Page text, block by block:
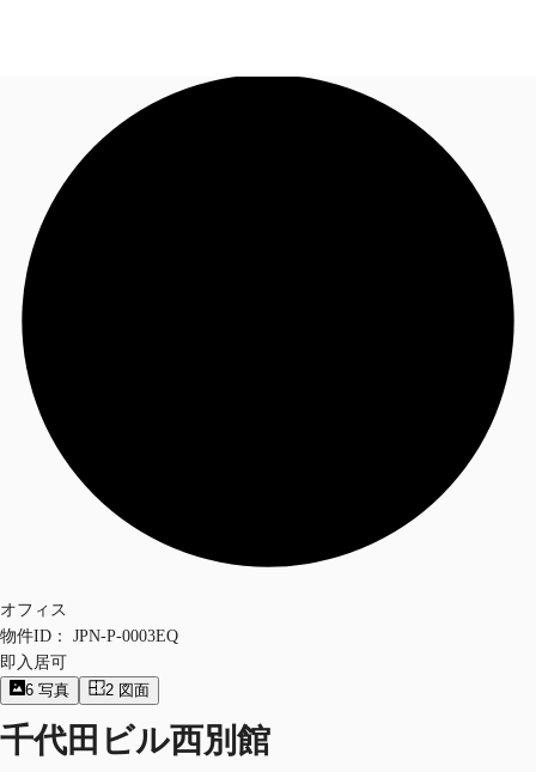
オフィス・事務所
倉庫・物流センター
お電話
オフィス
物件ID：
JPN-P-0003EQ
即入居可
6 写真 2 図面
千代田ビル西別館